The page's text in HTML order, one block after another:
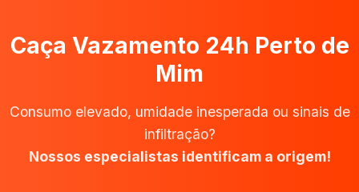
Caça Vazamento 24h Perto de
Mim
Consumo elevado, umidade inesperada ou sinais de
infiltração?
Nossos especialistas identificam a origem!